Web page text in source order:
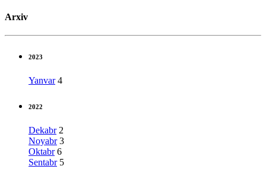
Arxiv
2023
Yanvar 4
2022
Dekabr 2
Noyabr 3
Oktabr 6
Sentabr 5